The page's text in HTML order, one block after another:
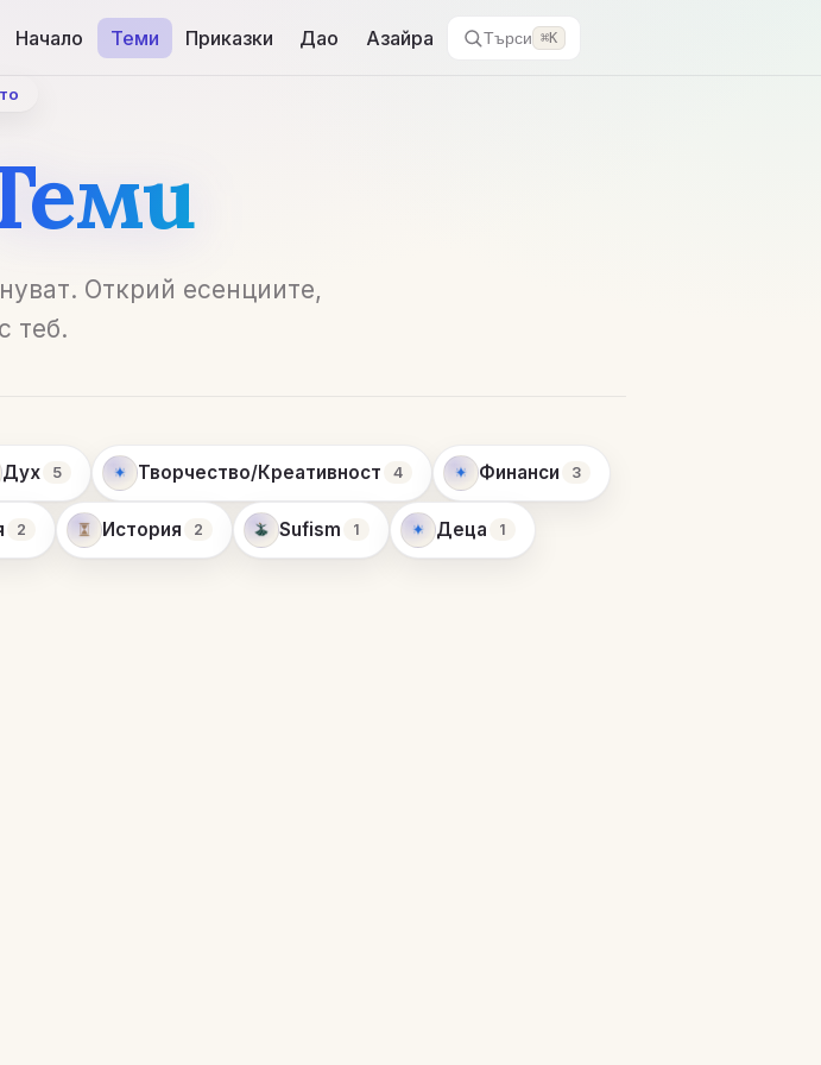
Начало Теми Приказки Дао Азайра Търси ⌘K
Открий есенциите,
теб.
Дух 5 Творчество/Креативност 4 Финанси 3
2 История 2 Sufism 1 Деца 1